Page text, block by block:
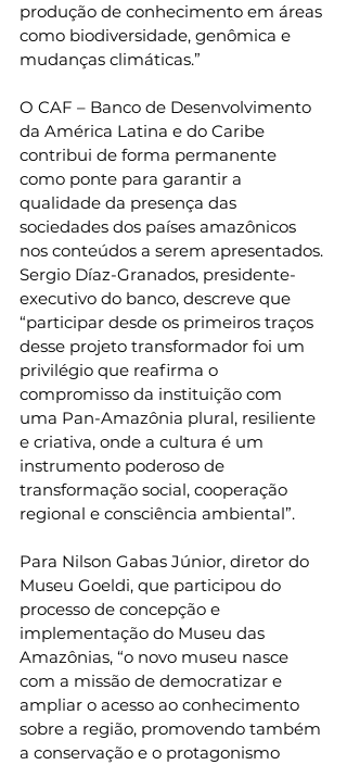
produção de conhecimento em áreas
como biodiversidade, genômica e
mudanças climáticas.”
O CAF – Banco de Desenvolvimento
da América Latina e do Caribe
contribui de forma permanente
como ponte para garantir a
qualidade da presença das
sociedades dos países amazônicos
nos conteúdos a serem apresentados.
Sergio Díaz-Granados, presidente-
executivo do banco, descreve que
“participar desde os primeiros traços
desse projeto transformador foi um
privilégio que reafirma o
compromisso da instituição com
uma Pan-Amazônia plural, resiliente
e criativa, onde a cultura é um
instrumento poderoso de
transformação social, cooperação
regional e consciência ambiental”.
Para Nilson Gabas Júnior, diretor do
Museu Goeldi, que participou do
processo de concepção e
implementação do Museu das
Amazônias, “o novo museu nasce
com a missão de democratizar e
ampliar o acesso ao conhecimento
sobre a região, promovendo também
a conservação e o protagonismo